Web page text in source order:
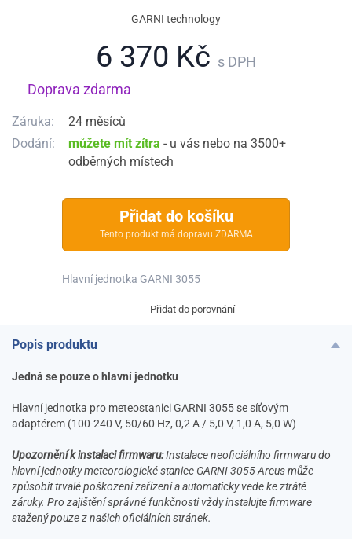
GARNI technology
6 370 Kč s DPH
Doprava zdarma
Záruka:
24 měsíců
Dodání:
můžete mít zítra - u vás nebo na 3500+
odběrných místech
Přidat do košíku
Tento produkt má dopravu ZDARMA
Hlavní jednotka GARNI 3055
Přidat do porovnání
Popis produktu
Jedná se pouze o hlavní jednotku
Hlavní jednotka pro meteostanici GARNI 3055 se síťovým
adaptérem (100-240 V, 50/60 Hz, 0,2 A / 5,0 V, 1,0 A, 5,0 W)
Upozornění k instalaci firmwaru:Instalace neoficiálního firmwaru do
hlavní jednotky meteorologické stanice GARNI 3055 Arcus může
způsobit trvalé poškození zařízení a automaticky vede ke ztrátě
záruky. Pro zajištění správné funkčnosti vždy instalujte firmware
stažený pouze z našich oficiálních stránek.